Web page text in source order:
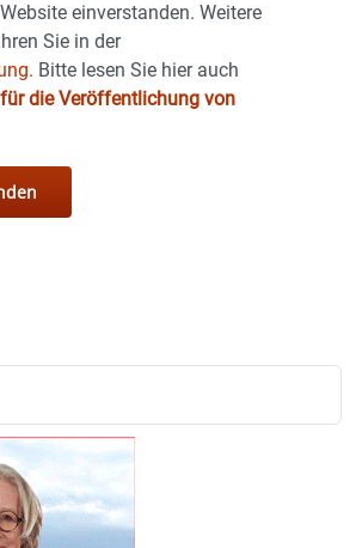
einverstanden. Weitere
Sie in der
Bitte lesen Sie hier auch
die Veröffentlichung von